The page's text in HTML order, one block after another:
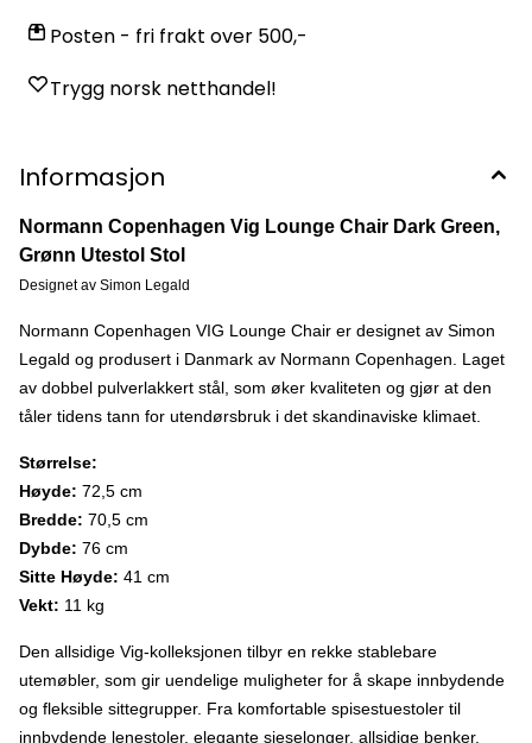
Posten - fri frakt over 500,-
Trygg norsk netthandel!
Informasjon
Normann Copenhagen Vig Lounge Chair Dark Green,
Grønn Utestol Stol
Designet av Simon Legald
Normann Copenhagen VIG Lounge Chair er designet av Simon
Legald og produsert i Danmark av Normann Copenhagen. Laget
av dobbel pulverlakkert stål, som øker kvaliteten og gjør at den
tåler tidens tann for utendørsbruk i det skandinaviske klimaet.
Størrelse:
Høyde: 72,5 cm
Bredde: 70,5 cm
Dybde: 76 cm
Sitte Høyde: 41 cm
Vekt: 11 kg
Den allsidige Vig-kolleksjonen tilbyr en rekke stablebare
utemøbler, som gir uendelige muligheter for å skape innbydende
og fleksible sittegrupper. Fra komfortable spisestuestoler til
innbydende lenestoler, elegante sjeselonger, allsidige benker,